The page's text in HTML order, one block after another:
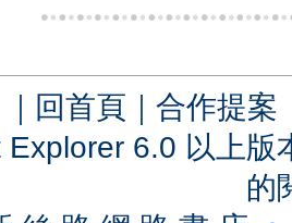
｜ 回首頁 ｜ 合作提案
6.0 以上
的